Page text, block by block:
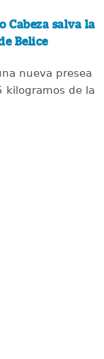
Cabeza salva la
Belice
nueva presea
kilogramos de la